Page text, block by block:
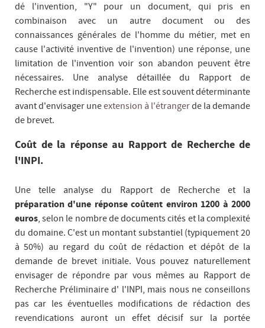
dé l'invention, "Y" pour un document, qui pris en
combinaison avec un autre document ou des
connaissances générales de l'homme du métier, met en
cause l'activité inventive de l'invention) une réponse, une
limitation de l'invention voir son abandon peuvent être
nécessaires. Une analyse détaillée du Rapport de
Recherche est indispensable. Elle est souvent déterminante
avant d'envisager uneextension à l'étrangerde la demande
de brevet.
Coût de la réponse au Rapport de Recherche de
l'INPI.
Une telle analyse du Rapport de Recherche et la
préparation d'une réponse coûtent environ 1200 à 2000
euros, selon le nombre de documents cités et la complexité
du domaine. C'est un montant substantiel (typiquement 20
à 50%) au regard du coût de rédaction et dépôt de la
demande de brevet initiale. Vous pouvez naturellement
envisager de répondre par vous mêmes au Rapport de
Recherche Préliminaire d' l'INPI, mais nous ne conseillons
pas car les éventuelles modifications de rédaction des
revendications auront un effet décisif sur la portée